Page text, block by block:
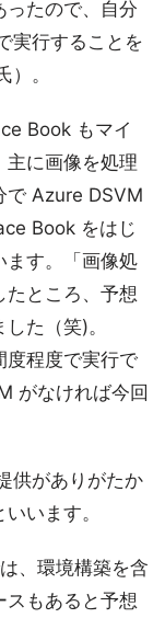
ったので、自分
実行することを
。
Book もマイ
主に画像を処理
で Azure DSVM
Book をはじ
ます。「画像処
たところ、予想
た（笑)。
程度で実行で
がなければ今回
供がありがたか
います。
、環境構築を含
スもあると予想